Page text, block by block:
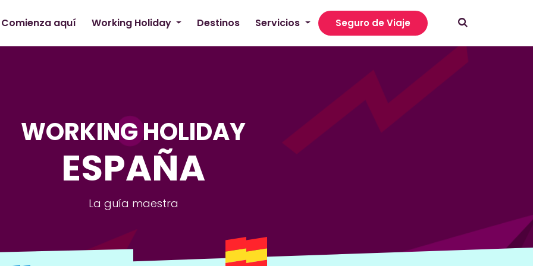
Comienza aquí Working Holiday Destinos Servicios Seguro de Viaje
WORKING HOLIDAY
ESPAÑA
La guía maestra